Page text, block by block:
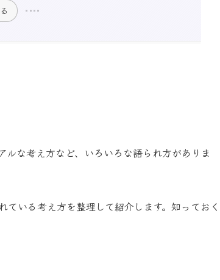
な考え方など、いろいろな語られ方がありま
ている考え方を整理して紹介します。知っておく